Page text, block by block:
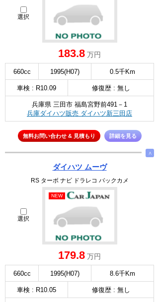
選択
183.8 万円
660cc 1995(H07) 0.5千Km
車検 : R10.09 修復歴 : 無し
兵庫県 三田市 福島宮野前491－1
兵庫ダイハツ販売 ダイハツ新三田店
無料お問い合わせ & 見積もり 詳細を見る
∧
ダイハツ ムーヴ
RS ターボ ナビ ドラレコ バックカメ
選択
NEW
179.8 万円
660cc 1995(H07) 8.6千Km
車検 : R10.05 修復歴 : 無し